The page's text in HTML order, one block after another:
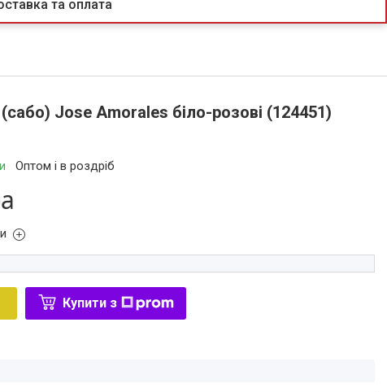
та оплата
Jose Amorales біло-розові (124451)
Оптом і в роздріб
Купити з